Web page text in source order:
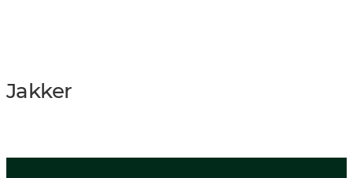
Jakker